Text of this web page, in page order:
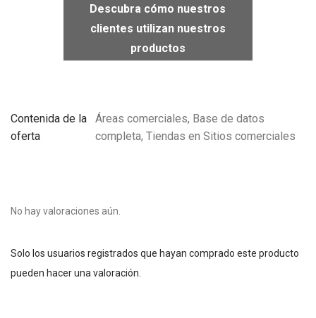
Descubra cómo nuestros
clientes utilizan nuestros
productos
Contenida de la
oferta
Áreas comerciales, Base de datos
completa, Tiendas en Sitios comerciales
No hay valoraciones aún.
Solo los usuarios registrados que hayan comprado este producto
pueden hacer una valoración.